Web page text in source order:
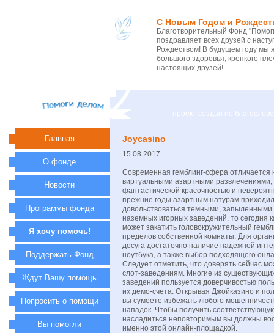
С Новым Годом и
Благотворительный Фонд
поздравляет всех друзей с
Рождеством! В будущем году
большого здоровья, крепкого
настоящих друзей!
проект создан по
Joycasino
15.08.2017
Современная гемблинг-сфера
виртуальными азартными
фантастической красочностью и
прежние годы азартным натурам
довольствоваться темными,
наземных игорных заведений, то сегодня
может закатить головокружительный
пределов собственной комнаты. Для
досуга достаточно наличие надежной
ноутбука, а также выбор подходящего
Следует отметить, что доверять сейчас
слот-заведениям. Многие из
заведений пользуется доверчивостью
их демо-счета. Открывая Джойказино и
вы сумеете избежать любого
нападок. Чтобы получить
насладиться неповторимым вы должны
именно этой онлайн-площадкой.
Главная
О фонде
Новости
Программы фонда
Я хочу помочь!
Поддержать Фонд
Ждут Вашу помощь
Попросить о помощи
Вы помогли